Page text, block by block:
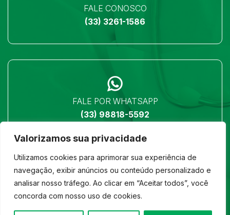
Valorizamos sua privacidade
Utilizamos cookies para aprimorar sua experiência de
navegação, exibir anúncios ou conteúdo personalizado e
analisar nosso tráfego. Ao clicar em “Aceitar todos”, você
concorda com nosso uso de cookies.
FALE CONOSCO
(33) 3261-1586
FALE POR WHATSAPP
(33) 98818-5592
LOCALIZAÇÃO